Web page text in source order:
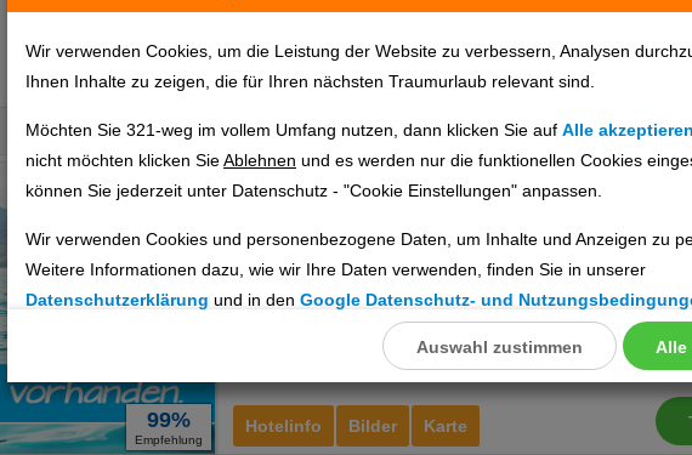
Wir verwenden Cookies, um die Leistung der Website zu verbessern, Analysen
Ihnen Inhalte zu zeigen, die für Ihren nächsten Traumurlaub relevant sind.
Möchten Sie 321-weg im vollem Umfang nutzen, dann klicken Sie auf Alle akzeptieren
nicht möchten klicken SieAblehnen und es werden nur die funktionellen Cookies
können Sie jederzeit unter Datenschutz - "Cookie Einstellungen" anpassen.
Wir verwenden Cookies und personenbezogene Daten, um Inhalte und Anzeigen zu
Weitere Informationen dazu, wie wir Ihre Daten verwenden, finden Sie in unserer
Datenschutzerklärung und in den Google Datenschutz- und
Technische Cookies
Analyse
Alle
Auswahl zustimmen
Hotels auf Karte anzeigen
günstigster Preis Hotelname Hotelort Sterne
99%
Empfehlung
Hotelinfo Bilder Karte
Glyfada Beach Hotel
Ort:
Glyfada Kerkiras